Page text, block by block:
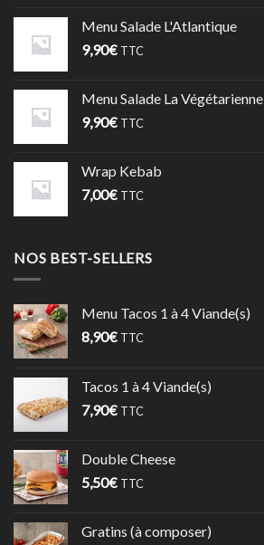
Menu Salade L'Atlantique
9,90€ TTC
Menu Salade La Végétarienne
9,90€ TTC
Wrap Kebab
7,00€ TTC
NOS BEST-SELLERS
Menu Tacos 1 à 4 Viande(s)
8,90€ TTC
Tacos 1 à 4 Viande(s)
7,90€ TTC
Double Cheese
5,50€ TTC
Gratins (à composer)